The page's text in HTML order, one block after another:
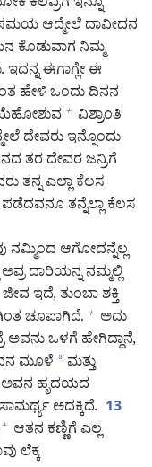
ಕೆಲವ್ರಿಗೆ ಇನ್ನೂ
ಸಮಯ ಆದ್ಮೇಲೆ ದಾವೀದನ
ಕೊಡುವಾಗ ನಿಮ್ಮ
ಈಗಾಗ್ಲೇ ಈ
ಹೇಳಿ ಒಂದು ದಿನನ
ಯೆಹೋಶುವ + ವಿಶ್ರಾಂತಿ
ದೇವರು ಇನ್ನೊಂದು
ತರ ದೇವರ ಜನ್ರಿಗೆ
ತನ್ನ ಎಲ್ಲಾ ಕೆಲಸ
ತನ್ನೆಲ್ಲಾ ಕೆಲಸ
ನಮ್ಮಿಂದ ಆಗೋದನ್ನೆಲ್ಲ
ದಾರಿಯನ್ನ ನಮ್ಮಲ್ಲಿ
ಜೀವ ಇದೆ, ತುಂಬಾ ಶಕ್ತಿ
ಚೂಪಾಗಿದೆ. + ಅದು
ಅವನು ಒಳಗೆ ಹೇಗಿದ್ದಾನೆ,
ಮೂಳೆ * ಮತ್ತು
ಅವನ ಹೃದಯದ
ಅದಕ್ಕಿದೆ. 13
+ ಆತನ ಕಣ್ಣಿಗೆ ಎಲ್ಲ
ಲೆಕ್ಕ